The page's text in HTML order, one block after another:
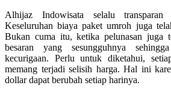
Alhijaz Indowisata selalu transparan
Keseluruhan biaya paket umroh juga
Bukan cuma itu, ketika pelunasan juga
besaran yang sesungguhnya
kecurigaan. Perlu untuk diketahui,
memang terjadi selisih harga. Hal ini
dollar dapat berubah setiap harinya.